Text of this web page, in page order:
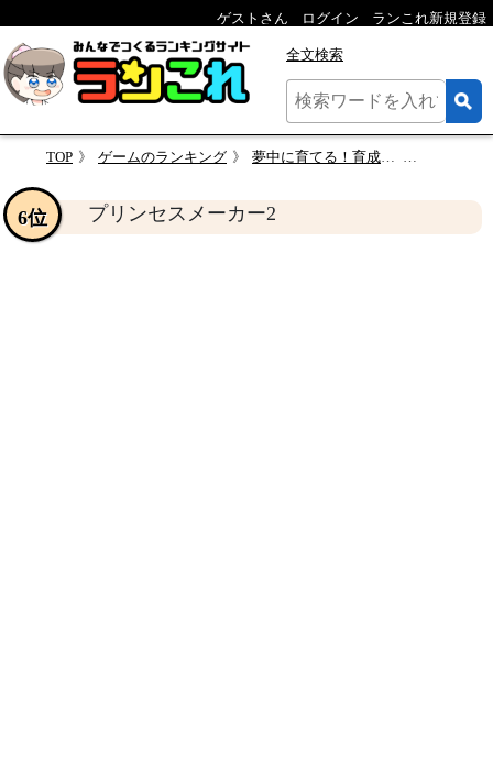
ゲストさん ログイン ランこれ新規登録
全文検索
TOP ゲームのランキング 夢中に育てる！育成シミュレーション人気投票結果・ランキング
プリンセスメーカー2
6位